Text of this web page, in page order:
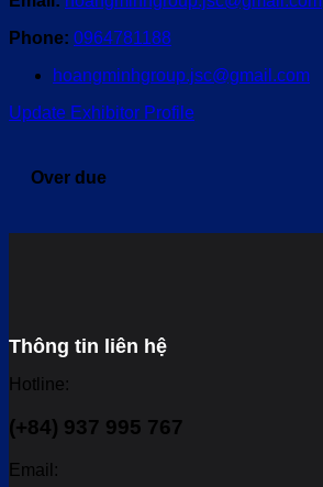
Phone: 0964781188
hoangminhgroup.jsc@gmail.com
Update Exhibitor Profile
Over due
Thông tin liên hệ
Hotline:
(+84) 937 995 767
Email: